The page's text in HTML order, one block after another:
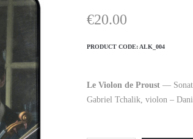
€20.00
PRODUCT CODE: ALK_004
Le Violon de Proust —
Gabriel Tchalik, violon –